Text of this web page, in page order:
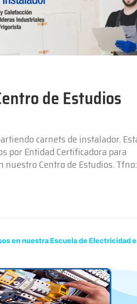
de Estudios
carnets de instalador.
por Entidad Certificadora para
nuestro Centro de Estudios.
en nuestra Escuela de Electricidad